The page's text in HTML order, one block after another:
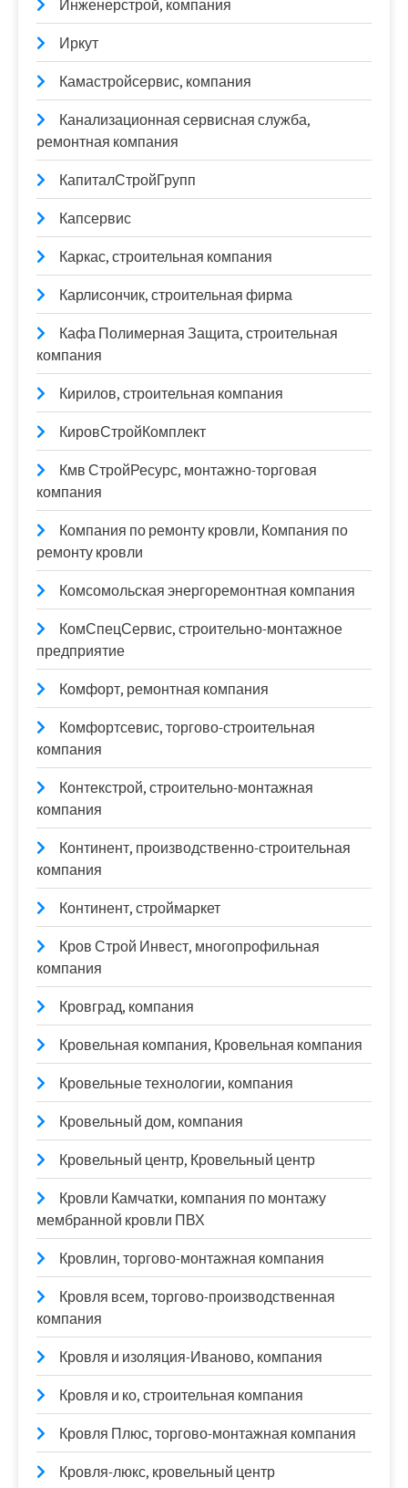
Инженерстрой, компания
Иркут
Камастройсервис, компания
Канализационная сервисная служба,
ремонтная компания
КапиталСтройГрупп
Капсервис
Каркас, строительная компания
Карлисончик, строительная фирма
Кафа Полимерная Защита, строительная
компания
Кирилов, строительная компания
КировСтройКомплект
Кмв СтройРесурс, монтажно-торговая
компания
Компания по ремонту кровли, Компания по
ремонту кровли
Комсомольская энергоремонтная компания
КомСпецСервис, строительно-монтажное
предприятие
Комфорт, ремонтная компания
Комфортсевис, торгово-строительная
компания
Контекстрой, строительно-монтажная
компания
Континент, производственно-строительная
компания
Континент, строймаркет
Кров Строй Инвест, многопрофильная
компания
Кровград, компания
Кровельная компания, Кровельная компания
Кровельные технологии, компания
Кровельный дом, компания
Кровельный центр, Кровельный центр
Кровли Камчатки, компания по монтажу
мембранной кровли ПВХ
Кровлин, торгово-монтажная компания
Кровля всем, торгово-производственная
компания
Кровля и изоляция-Иваново, компания
Кровля и ко, строительная компания
Кровля Плюс, торгово-монтажная компания
Кровля-люкс, кровельный центр